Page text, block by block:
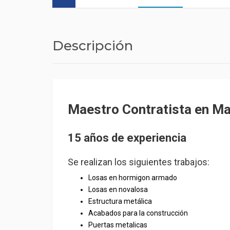
Descripción
Maestro Contratista en
15 años de experiencia
Se realizan los siguientes trabajos:
Losas en hormigon armado
Losas en novalosa
Estructura metálica
Acabados para la construcción
Puertas metalicas